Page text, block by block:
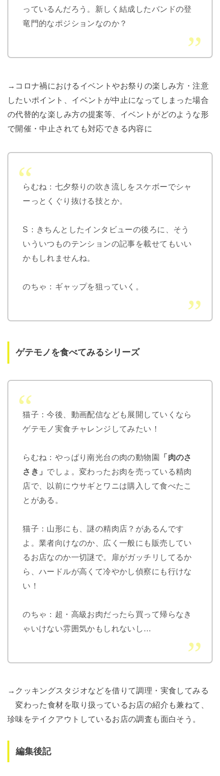
っているんだろう。新しく結成したバンドの登
竜門的なポジションなのか？
→コロナ禍におけるイベントやお祭りの楽しみ方・注意
したいポイント、イベントが中止になってしまった場合
の代替的な楽しみ方の提案等、イベントがどのような形
で開催・中止されても対応できる内容に
らむね：七夕祭りの吹き流しをスケボーでシャ
ーっとくぐり抜ける技とか。
S：きちんとしたインタビューの後ろに、そう
いういつものテンションの記事を載せてもいい
かもしれませんね。
のちゃ：ギャップを狙っていく。
ゲテモノを食べてみるシリーズ
猫子：今後、動画配信なども展開していくなら
ゲテモノ実食チャレンジしてみたい！
らむね：やっぱり南光台の肉の動物園 「肉のさ
さき」 でしょ。変わったお肉を売っている精肉
店で、以前にウサギとワニは購入して食べたこ
とがある。
猫子：山形にも、謎の精肉店？があるんです
よ。業者向けなのか、広く一般にも販売してい
るお店なのか一切謎で。扉がガッチリしてるか
ら、ハードルが高くて冷やかし偵察にも行けな
い！
のちゃ：超・高級お肉だったら買って帰らなき
ゃいけない雰囲気かもしれないし…
→クッキングスタジオなどを借りて調理・実食してみる
変わった食材を取り扱っているお店の紹介も兼ねて、
珍味をテイクアウトしているお店の調査も面白そう。
編集後記